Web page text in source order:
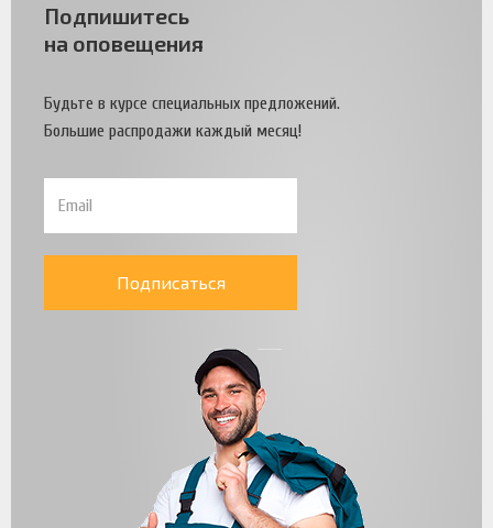
Подпишитесь
на оповещения
Будьте в курсе специальных предложений.
Большие распродажи каждый месяц!
Подписаться